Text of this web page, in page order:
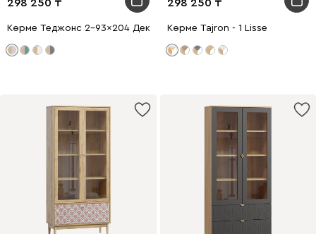
298 250
Көрме Теджонс 2-93x204 Деко Латте
298 250
Көрме Tajron - 1 Lisse